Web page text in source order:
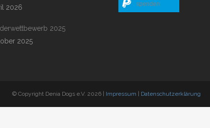
2026
2025
2025
spenden
© Copyright Denia Dogs e.V. 2026 | Impressum Datenschutzerklärung